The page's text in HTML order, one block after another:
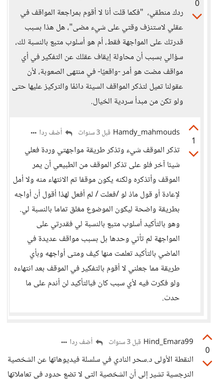
0
ردك منطقي، "فكما قلت أنا لا أقوم بمراجعة المواقف في
عقلي لاستنزف وقتي على شيء مضى"، هل هذا بسبب
قدرتك على المواجهة فقط، أم هو أسلوب متبع بالنسبة لك،
سؤالي بسبب أن محاولة إيقاف عقلك عن التفكير في أي
مواقف مضت هو أمر -واقعيًا- في منتهى الصعوبة، لأن
عقولنا تميل لتذكر المواقف السيئة دائمًا والتركيز عليها حتى
ولو تكن من مبدأ سردية الخيال.
1
Hamdy_mahmouds قبل 3 سنوات أضف ردا
تذكر الموقف شيء وتذكر طريقة مواجهتي وردة فعلي
شيئا آخر فلو على تذكر الموقف من الطبيعي أن يمر
الموقف وأتذكره ولكنه يكون موقفا تم الانتهاء منه ولا أمل
لإعادة أو قول ماذ لو /فعلت / لم أفعل لهذا أقول أن أواجه
بطريقة واضحة ليكون الموضوع مغلق تماما بالنسبة لي.
وهو بالتأكيد أسلوب متبع بالنسبة لي فقدرتي على
المواجهة لم تأتي وحدها بل بسبب مواقف عديدة في
الماضي بالتأكيد تعلمت منها كيف ومتى أواجهه وبأي
طريقة مما جعلني لا أقوم بالتفكير في الموقف بعد انتهاءه
ولو فكرت فيه لأي سبب كان فبالتأكيد لن أندم على ما
حدث.
0
Hind_Emara99 قبل 3 سنوات أضف ردا
النقطة الأولى د.سحر النادي في سلسلة فيديوهاتها عن الشخصية
النرجسية تشير إلي أن الشخصية التي لا تضع حدود في تعاملاتها